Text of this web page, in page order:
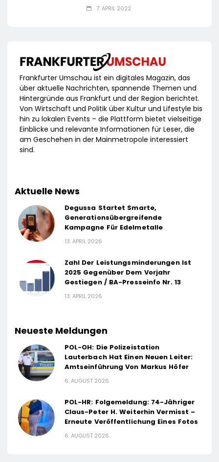
7. APRIL 2022
Frankfurter Umschau ist ein digitales Magazin, das
über aktuelle Nachrichten, spannende Themen und
Hintergründe aus Frankfurt und der Region berichtet.
Von Wirtschaft und Politik über Kultur und Lifestyle bis
hin zu lokalen Events – die Plattform bietet vielseitige
Einblicke und relevante Informationen für Leser, die
am Geschehen in der Mainmetropole interessiert
sind.
Aktuelle News
Degussa Startet Smarte,
Generationsübergreifende
Kampagne Für Edelmetalle
13. APRIL 2026
Zahl Der Leistungsminderungen Ist
2025 Gegenüber Dem Vorjahr
Gestiegen / BA-Presseinfo Nr. 13
13. APRIL 2026
Neueste Meldungen
POL-OH: Die Polizeistation
Lauterbach Hat Einen Neuen Leiter:
Amtseinführung Von Markus Höfer
6. AUGUST 2026
POL-HR: Folgemeldung: 74-Jähriger
Claus-Peter H. Weiterhin Vermisst –
Erneute Veröffentlichung Eines Fotos
6. AUGUST 2026